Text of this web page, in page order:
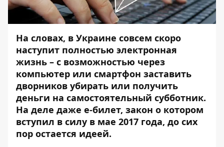
На словах, в Украине совсем скоро
наступит полностью электронная
жизнь – с возможностью через
компьютер или смартфон заставить
дворников убирать или получить
деньги на самостоятельный субботник.
На деле даже е-билет, закон о котором
вступил в силу в мае 2017 года, до сих
пор остается идеей.